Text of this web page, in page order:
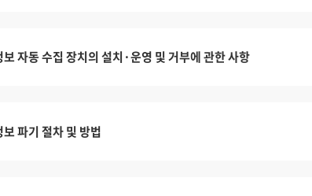
자동 수집 장치의 설치·운영 및 거부에 관한 사항
파기 절차 및 방법